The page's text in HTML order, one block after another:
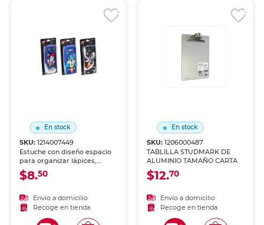
En stock
SKU:1214007449
Estuche con diseño espacio
para organizar lápices,
bolígrafos y útiles. Cierre
seguro y diseño divertido
$8.50
Envío a domicilio
Recoge en tienda
En stock
SKU: 1206000487
TABLILLA STUDMARK DE
ALUMINIO TAMAÑO CARTA
$12.70
Envío a domicilio
Recoge en tienda